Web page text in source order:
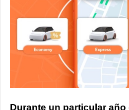
Durante un particular año